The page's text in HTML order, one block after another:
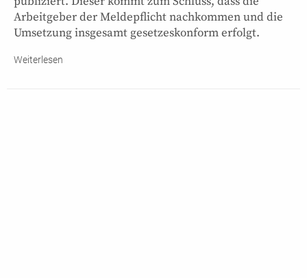
Arbeitgeber der Meldepflicht nachkommen und die
Umsetzung insgesamt gesetzeskonform erfolgt.
Weiterlesen